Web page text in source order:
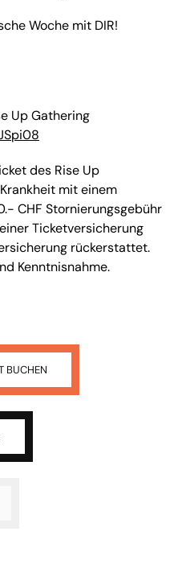
Woche mit DIR!
Up Gathering
des Rise Up
mit einem
CHF Stornierungsgebühr
Ticketversicherung
rückerstattet.
Kenntnisnahme.
BUCHEN